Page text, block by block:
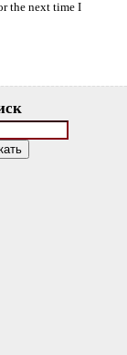
the next time I